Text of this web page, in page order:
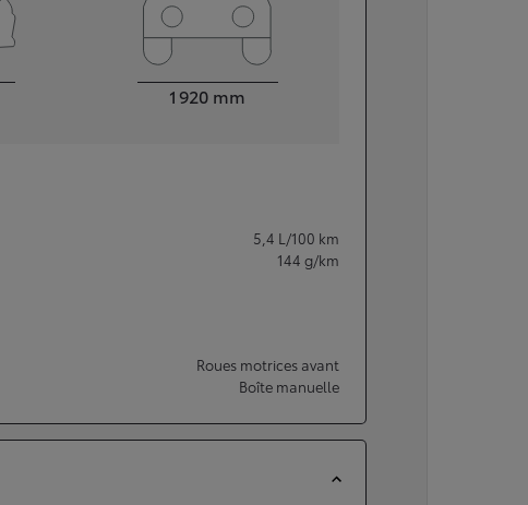
1 920 mm
5,4 L/100 km
144 g/km
Roues motrices avant
Boîte manuelle